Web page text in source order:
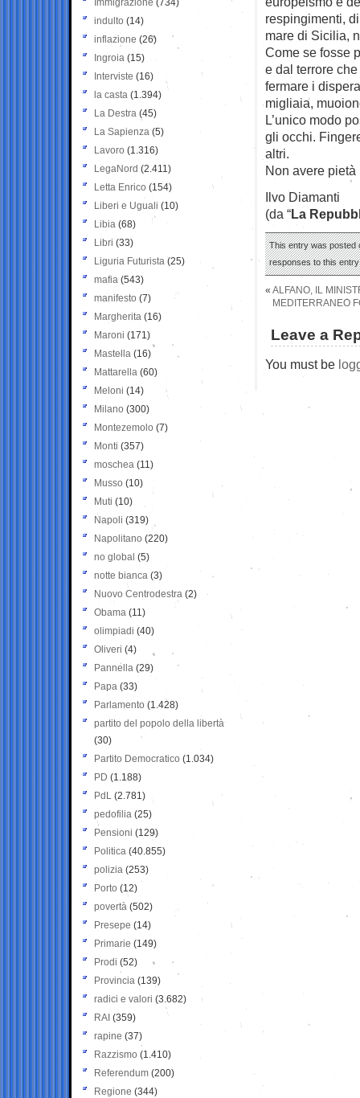
respingimenti,
mare di Sicilia,
Come se
e dal terrore
fermare i
migliaia,
L’unico modo
gli occhi.
altri.
Non avere
Ilvo Diamanti
(da “La
This entry was posted
responses to this
« ALFANO, IL
MEDITERRANEO
Leave a
You must be
Immigrazione (734)
indulto (14)
inflazione (26)
Ingroia (15)
Interviste (16)
la casta (1.394)
La Destra (45)
La Sapienza (5)
Lavoro (1.316)
LegaNord (2.411)
Letta Enrico (154)
Liberi e Uguali (10)
Libia (68)
Libri (33)
Liguria Futurista (25)
mafia (543)
manifesto (7)
Margherita (16)
Maroni (171)
Mastella (16)
Mattarella (60)
Meloni (14)
Milano (300)
Montezemolo (7)
Monti (357)
moschea (11)
Musso (10)
Muti (10)
Napoli (319)
Napolitano (220)
no global (5)
notte bianca (3)
Nuovo Centrodestra (2)
Obama (11)
olimpiadi (40)
Oliveri (4)
Pannella (29)
Papa (33)
Parlamento (1.428)
partito del popolo della libertà
(30)
Partito Democratico (1.034)
PD (1.188)
PdL (2.781)
pedofilia (25)
Pensioni (129)
Politica (40.855)
polizia (253)
Porto (12)
povertà (502)
Presepe (14)
Primarie (149)
Prodi (52)
Provincia (139)
radici e valori (3.682)
RAI (359)
rapine (37)
Razzismo (1.410)
Referendum (200)
Regione (344)